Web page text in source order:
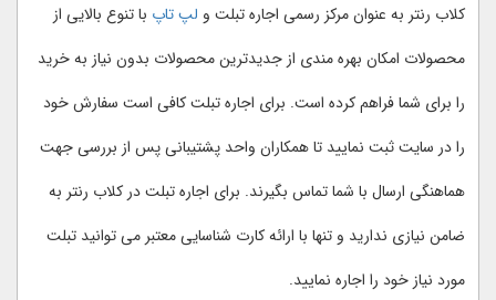
کلاب رنتر به عنوان مرکز رسمی اجاره تبلت و لپ تاپ با تنوع بالایی از
محصولات امکان بهره مندی از جدیدترین محصولات بدون نیاز به خرید
را برای شما فراهم کرده است. برای اجاره تبلت کافی است سفارش خود
را در سایت ثبت نمایید تا همکاران واحد پشتیبانی پس از بررسی جهت
هماهنگی ارسال با شما تماس بگیرند. برای اجاره تبلت در کلاب رنتر به
ضامن نیازی ندارید و تنها با ارائه کارت شناسایی معتبر می توانید تبلت
مورد نیاز خود را اجاره نمایید.